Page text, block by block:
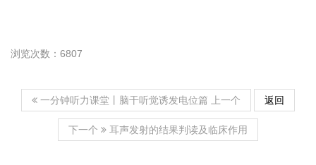
浏览次数：6807
一分钟听力课堂丨脑干听觉诱发电位篇 上一个 返回
下一个 耳声发射的结果判读及临床作用